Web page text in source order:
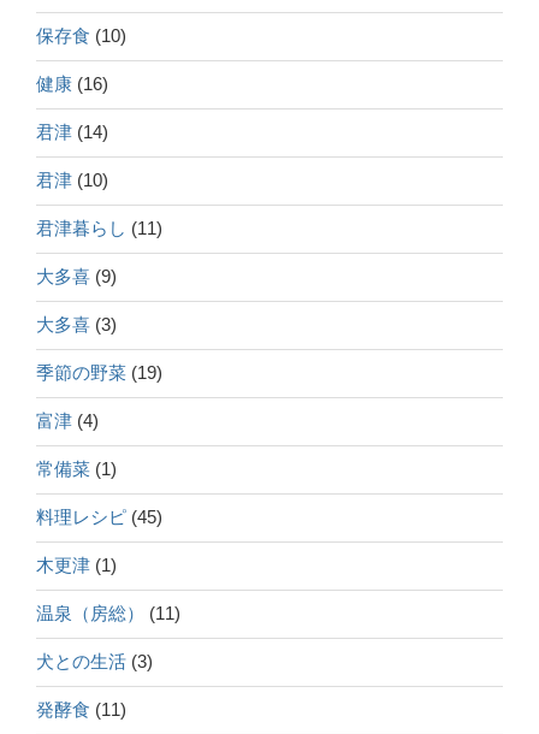
保存食 (10)
健康 (16)
君津 (14)
君津 (10)
君津暮らし (11)
大多喜 (9)
大多喜 (3)
季節の野菜 (19)
富津 (4)
常備菜 (1)
料理レシピ (45)
木更津 (1)
温泉（房総） (11)
犬との生活 (3)
発酵食 (11)